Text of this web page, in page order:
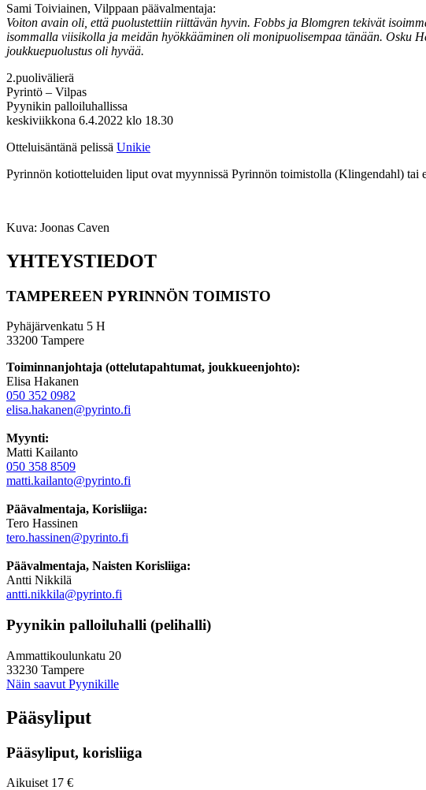
Sami Toiviainen, Vilppaan päävalmentaja:
Voiton avain oli, että puolustettiin riittävän hyvin. Fobbs ja Blomgren tekivät
isommalla viisikolla ja meidän hyökkääminen oli monipuolisempaa tänään. Osku
joukkuepuolustus oli hyvää.
2.puolivälierä
Pyrintö – Vilpas
Pyynikin palloiluhallissa
keskiviikkona 6.4.2022 klo 18.30
Otteluisäntänä pelissä Unikie
Pyrinnön kotiotteluiden liput ovat myynnissä Pyrinnön toimistolla (Klingendahl) tai
Kuva: Joonas Caven
YHTEYSTIEDOT
TAMPEREEN PYRINNÖN TOIMISTO
Pyhäjärvenkatu 5 H
33200 Tampere
Toiminnanjohtaja (ottelutapahtumat, joukkueenjohto):
Elisa Hakanen
050 352 0982
elisa.hakanen@pyrinto.fi
Myynti:
Matti Kailanto
050 358 8509
matti.kailanto@pyrinto.fi
Päävalmentaja, Korisliiga:
Tero Hassinen
tero.hassinen@pyrinto.fi
Päävalmentaja, Naisten Korisliiga:
Antti Nikkilä
antti.nikkila@pyrinto.fi
Pyynikin palloiluhalli (pelihalli)
Ammattikoulunkatu 20
33230 Tampere
Näin saavut Pyynikille
Pääsyliput
Pääsyliput, korisliiga
Aikuiset 17 €